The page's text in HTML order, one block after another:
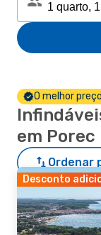
O melhor
em Porec
Ordenar
Desconto